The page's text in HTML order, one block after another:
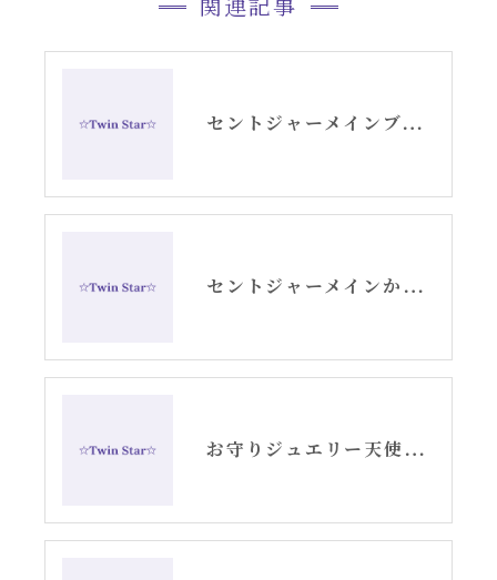
関連記事
セントジャーメインブレッシングカードGSVFグリッド
セントジャーメインからのメッセージ・水瓶座新月アリーシャ
お守りジュエリー天使の羽根シルバーピアス